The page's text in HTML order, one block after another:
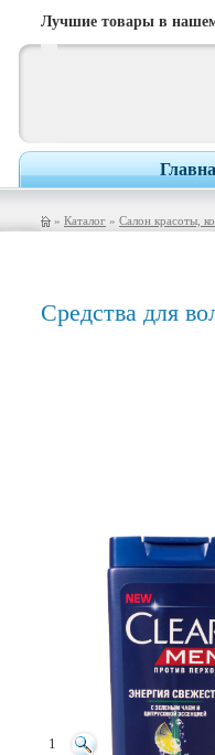
Лучшие товары в
» Каталог » Салон красоты,
Средства для
1